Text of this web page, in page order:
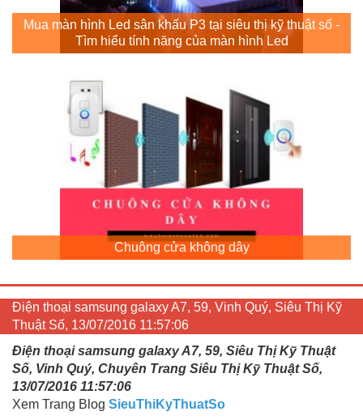
Mua màn hình Led sân khấu P3 tại siêu thị kỹ thuật số -
Tìm hiểu tính năng của màn hình Led
Chuông cửa không dây
Điện thoại samsung galaxy A7, 59, Vinh Quý, Siêu Thị Kỹ
Thuật Số, 13/07/2016 11:57:06
Điện thoại samsung galaxy A7, 59, Siêu Thị Kỹ Thuật
Số, Vinh Quý, Chuyên Trang Siêu Thị Kỹ Thuật Số,
13/07/2016 11:57:06
Xem Trang Blog SieuThiKyThuatSo